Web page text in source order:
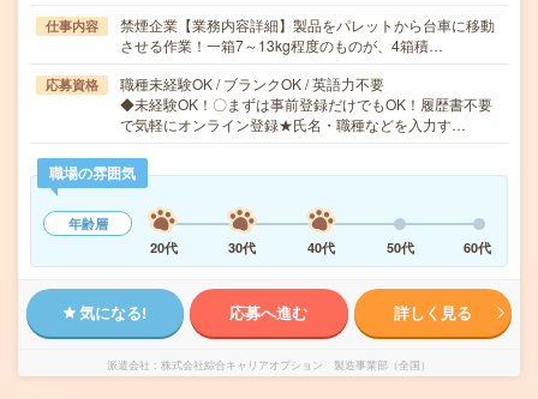
仕事内容
禁煙企業【業務内容詳細】製品をパレットから台車に移動
させる作業！一箱7～13kg程度のものが、4箱積…
応募資格
職種未経験OK / ブランクOK / 英語力不要
◆未経験OK！〇まずは事前登録だけでもOK！履歴書不要
で気軽にオンライン登録★氏名・職種などを入力す…
職場の雰囲気
年齢層
20代
30代 40代 50代 60代
気になる! 応募へ進む 詳しく見る
派遣会社 株式会社綜合キャリアオプション 製造事業部（全国）